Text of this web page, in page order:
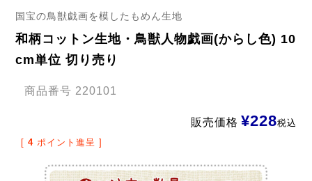
国宝の鳥獣戯画を模したもめん生地
和柄コットン生地・鳥獣人物戯画(からし色) 10
cm単位 切り売り
商品番号 220101
販売価格 ¥228税込
[ 4 ポイント進呈 ]